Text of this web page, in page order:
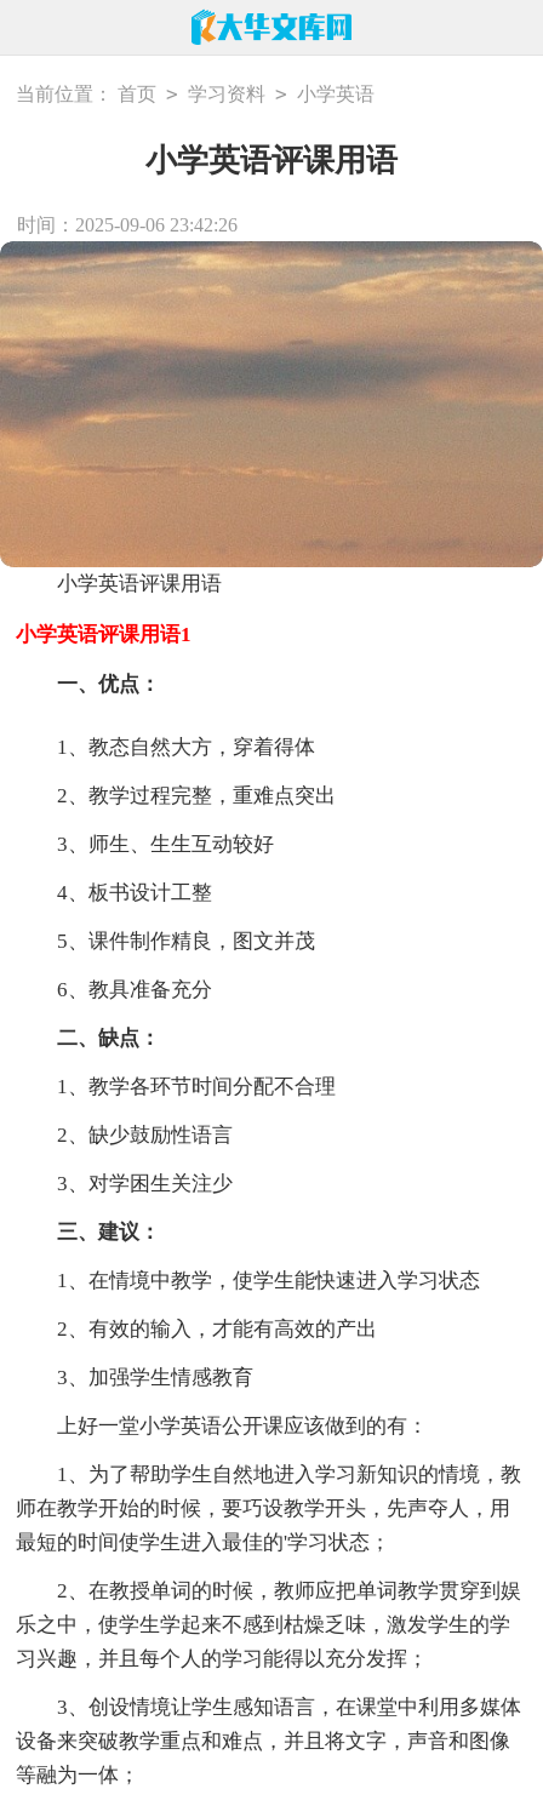
当前位置： 首页 > 学习资料 > 小学英语
小学英语评课用语
时间：2025-09-06 23:42:26
小学英语评课用语
小学英语评课用语1
一、优点：
1、教态自然大方，穿着得体
2、教学过程完整，重难点突出
3、师生、生生互动较好
4、板书设计工整
5、课件制作精良，图文并茂
6、教具准备充分
二、缺点：
1、教学各环节时间分配不合理
2、缺少鼓励性语言
3、对学困生关注少
三、建议：
1、在情境中教学，使学生能快速进入学习状态
2、有效的输入，才能有高效的产出
3、加强学生情感教育
上好一堂小学英语公开课应该做到的有：
1、为了帮助学生自然地进入学习新知识的情境，教
师在教学开始的时候，要巧设教学开头，先声夺人，用
最短的时间使学生进入最佳的'学习状态；
2、在教授单词的时候，教师应把单词教学贯穿到娱
乐之中，使学生学起来不感到枯燥乏味，激发学生的学
习兴趣，并且每个人的学习能得以充分发挥；
3、创设情境让学生感知语言，在课堂中利用多媒体
设备来突破教学重点和难点，并且将文字，声音和图像
等融为一体；